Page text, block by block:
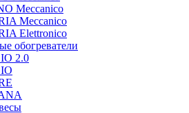
Meccanico
Meccanico
Elettronico
обогреватели
2.0